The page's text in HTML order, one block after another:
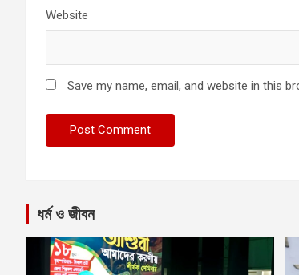
Website
Save my name, email, and website in this
ধর্ম ও জীবন